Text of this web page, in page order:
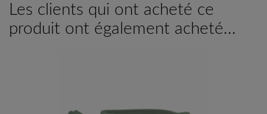
Les clients qui ont acheté ce
produit ont également acheté...